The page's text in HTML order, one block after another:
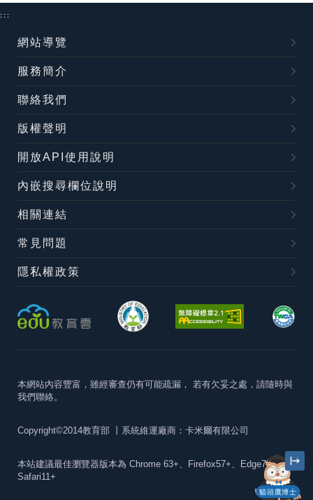
貓頭鷹博士
:::
網站導覽
服務簡介
聯絡我們
版權聲明
開放API使用說明
內嵌搜尋欄位說明
相關連結
常見問題
隱私權政策
本網站內容豐富，雖經審查仍有可能疏漏， 若有欠妥之處，請隨時與
我們聯絡。
Copyright©2014教育部 丨系統維運廠商：卡米爾有限公司
本站建議最佳瀏覽器版本為 Chrome 63+、Firefox57+、Edge79+及
Safari11+